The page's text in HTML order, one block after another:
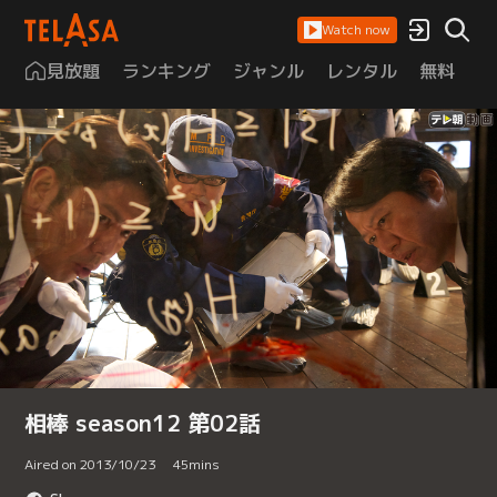
Watch now
見放題 ランキング ジャンル レンタル 無料
相棒 season12 第02話
Aired on 2013/10/23 45mins